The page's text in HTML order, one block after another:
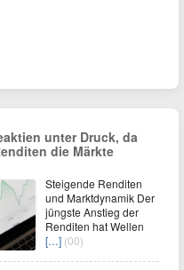
unter Druck, da
die Märkte
Steigende Renditen
und Marktdynamik Der
jüngste Anstieg der
Renditen hat Wellen
[…] (00)